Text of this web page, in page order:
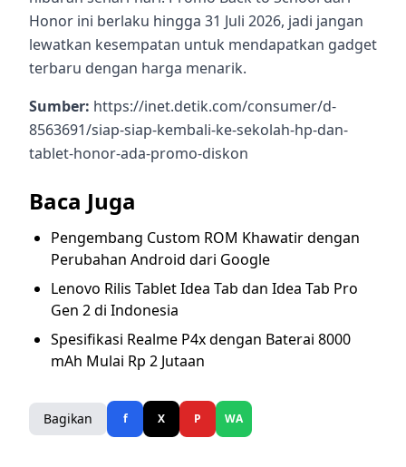
Honor ini berlaku hingga 31 Juli 2026, jadi jangan
lewatkan kesempatan untuk mendapatkan gadget
terbaru dengan harga menarik.
Sumber: https://inet.detik.com/consumer/d-
8563691/siap-siap-kembali-ke-sekolah-hp-dan-
tablet-honor-ada-promo-diskon
Baca Juga
Pengembang Custom ROM Khawatir dengan
Perubahan Android dari Google
Lenovo Rilis Tablet Idea Tab dan Idea Tab Pro
Gen 2 di Indonesia
Spesifikasi Realme P4x dengan Baterai 8000
mAh Mulai Rp 2 Jutaan
Bagikan f X P WA